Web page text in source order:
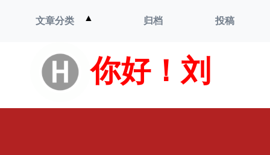
你好！刘
文章分类 ▲
单
归档 投稿